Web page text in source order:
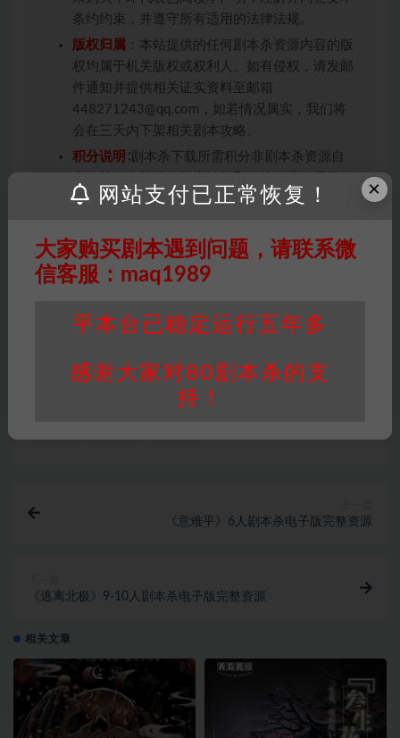
条约约束，并遵守所有适用的法律法规。
版权归属 ：本站提供的任何剧本杀资源内容的版
权均属于机关版权或权利人。如有侵权，请发邮
件通知并提供相关证实资料至邮箱
448271243@qq.com，如若情况属实，我们将
会在三天内下架相关剧本攻略。
积分说明 ∶剧本杀下载所需积分非剧本杀资源自
站整理资料的时间成本及网站运营所需支出费
重要提醒∶任何情况下，本站及相关人士对于访
问或购买使用引起的任何行为和纠纷，本站概不
享】可能会被取消VIP，恕不另行通知！
架空历史本
《意难平》6人剧本杀电子版完整资源
《逃离北极》9-10人剧本杀电子版完整资源
相关文章
×
网站支付已正常恢复！
大家购买剧本遇到问题，请联系微
信客服：maq1989
平本台已稳定运行五年多
感谢大家对80剧本杀的支
持！